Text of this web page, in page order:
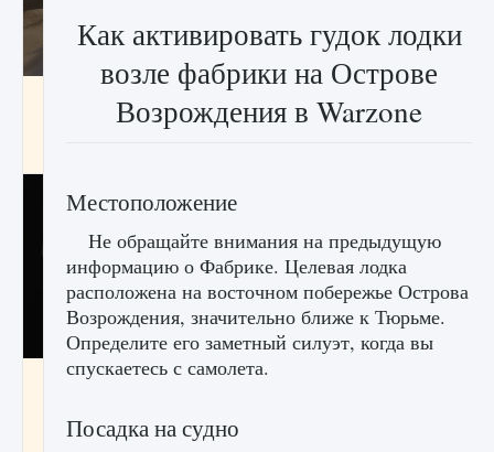
Как исправить неработающие награды For
Как разблокировать чертеж счастливого
9 августа 2024
Как активировать гудок лодки
возле фабрики на Острове
Возрождения в Warzone
Местоположение
Не обращайте внимания на предыдущую
информацию о Фабрике. Целевая лодка
расположена на восточном побережье Острова
Возрождения, значительно ближе к Тюрьме.
Определите его заметный силуэт, когда вы
спускаетесь с самолета.
Посадка на судно